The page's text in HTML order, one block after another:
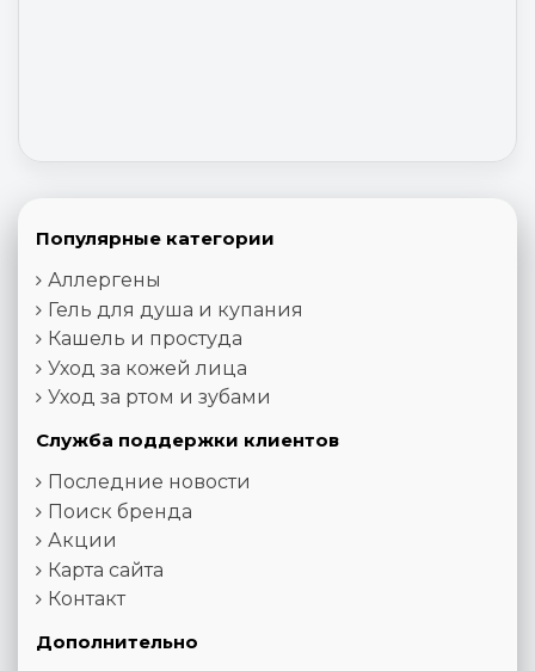
Популярные категории
Аллергены
Гель для душа и купания
Кашель и простуда
Уход за кожей лица
Уход за ртом и зубами
Служба поддержки клиентов
Последние новости
Поиск бренда
Акции
Карта сайта
Контакт
Дополнительно